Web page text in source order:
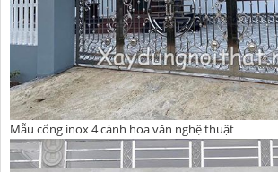
Mẫu cổng inox 4 cánh hoa văn nghệ thuật